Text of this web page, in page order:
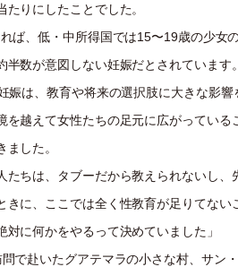
たりにしたことでした。
ば、低・中所得国では15〜19歳の少女
半数が意図しない妊娠だとされています
娠は、教育や将来の選択肢に大きな影
を越えて女性たちの足元に広がっている
ました。
たちは、タブーだから教えられないし
きに、ここでは全く性教育が足りてない
対に何かをやるって決めていました」
で赴いたグアテマラの小さな村、サン